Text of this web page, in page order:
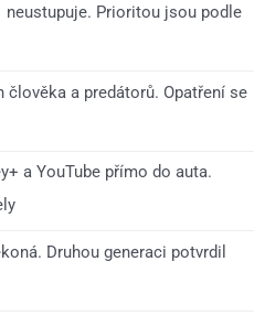
Prioritou jsou podle
a predátorů. Opatření se
a YouTube přímo do auta.
Druhou generaci potvrdil